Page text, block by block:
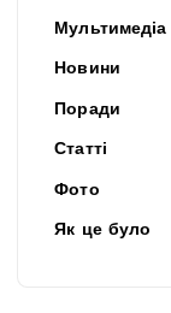
Мультимедіа
Новини
Поради
Статті
Фото
Як це було